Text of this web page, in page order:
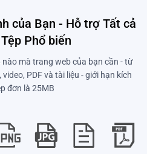
của Bạn - Hỗ trợ Tất cả
Phổ biến
mà trang web của bạn cần - từ
PDF và tài liệu - giới hạn kích
đơn là 25MB